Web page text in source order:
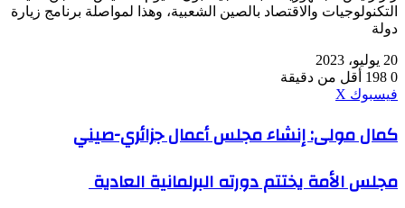
التكنولوجيات والاقتصاد بالصين الشعبية، وهذا لمواصلة برنامج زيارة
دولة
20 يوليو، 2023
0
أقل من دقيقة
فيسبوك ‫X
كمال
مولى:
مجلس
أعمال
كمال مولى: إنشاء مجلس أعمال جزائري-صيني
مجلس
الأمة
مجلس الأمة يختتم دورته البرلمانية العادية